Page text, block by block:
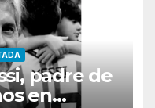
padre de
en